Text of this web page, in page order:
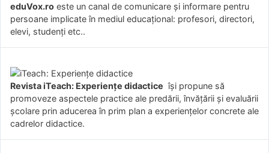
eduVox.ro este un canal de comunicare și informare pentru
persoane implicate în mediul educațional: profesori, directori,
elevi, studenți etc..
Revista iTeach: Experienţe didactice îşi propune să
promoveze aspectele practice ale predării, învăţării şi evaluării
şcolare prin aducerea în prim plan a experienţelor concrete ale
cadrelor didactice.